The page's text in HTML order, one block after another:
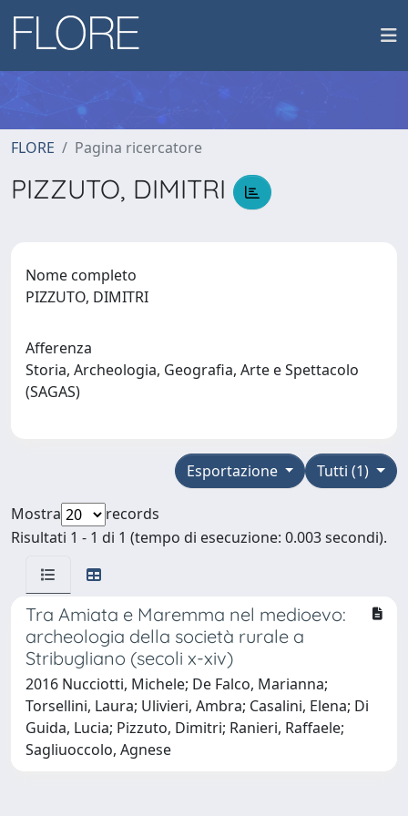
FLORE Pagina ricercatore
PIZZUTO, DIMITRI
Nome completo
PIZZUTO, DIMITRI
Afferenza
Storia, Archeologia, Geografia, Arte e Spettacolo
(SAGAS)
Tutti (1)
Esportazione
Mostra
records
Risultati 1 - 1 di 1 (tempo di esecuzione: 0.003 secondi).
Tra Amiata e Maremma nel medioevo:
archeologia della società rurale a
Stribugliano (secoli x-xiv)
2016 Nucciotti, Michele; De Falco, Marianna;
Torsellini, Laura; Ulivieri, Ambra; Casalini, Elena; Di
Guida, Lucia; Pizzuto, Dimitri; Ranieri, Raffaele;
Sagliuoccolo, Agnese